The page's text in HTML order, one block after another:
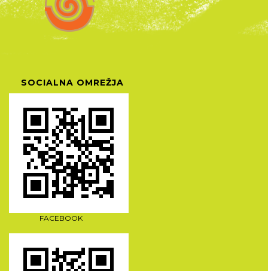
SOCIALNA OMREŽJA
FACEBOOK